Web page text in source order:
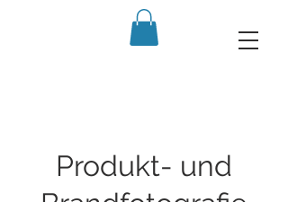
Produkt- und